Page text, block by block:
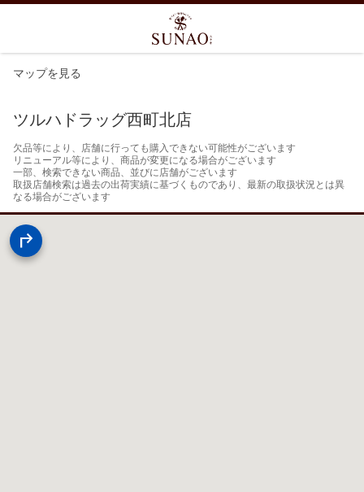
マップを見る
ツルハドラッグ西町北店
欠品等により、店舗に行っても購入できない可能性がございます
リニューアル等により、商品が変更になる場合がございます
一部、検索できない商品、並びに店舗がございます
取扱店舗検索は過去の出荷実績に基づくものであり、最新の取扱状況とは異
なる場合がございます